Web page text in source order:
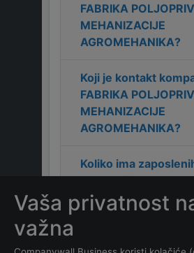
FABRIKA
MEHANIZACIJE
AGROMEHANIKA?
Koji je kontakt
FABRIKA
MEHANIZACIJE
AGROMEHANIKA?
Koliko ima
kompanijaFABRIKA
POLJOPRIVREDNE
MEHANIZACIJE
Vaša privatnost
važna